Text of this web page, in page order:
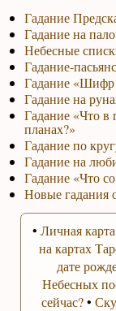
Гадание
Гадание на
Небесные
Гадание-
Гадание «Шифр
Гадание на
Гадание «Что в
планах?»
Гадание по
Гадание на
Гадание «Что
Новые гадания
• Личная
на картах
дате
Небесных
сейчас?•